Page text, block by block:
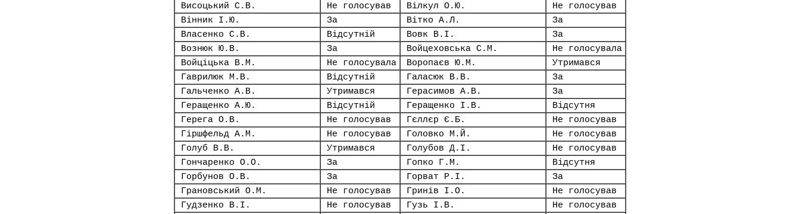
Висоцький С.В.
Не голосував Вілкул О.Ю.
Не голосував
Вінник І.Ю.
За Вітко А.Л.
За
Власенко С.В.
Відсутній Вовк В.І.
За
Вознюк Ю.В.
За Войцеховська С.М.
Не голосувала
Войціцька В.М.
Не голосувала Воропаєв Ю.М.
Утримався
Гаврилюк М.В.
Відсутній Галасюк В.В.
За
Гальченко А.В.
Утримався Герасимов А.В.
За
Геращенко А.Ю.
Відсутній Геращенко І.В.
Відсутня
Герега О.В.
Не голосував Гєллєр Є.Б.
Не голосував
Гіршфельд А.М.
Не голосував Головко М.Й.
Не голосував
Голуб В.В.
Утримався Голубов Д.І.
Не голосував
Гончаренко О.О.
За Гопко Г.М.
Відсутня
Горбунов О.В.
За Горват Р.І.
За
Грановський О.М.
Не голосував Гринів І.О.
Не голосував
Гудзенко В.І.
Не голосував Гузь І.В.
Не голосував